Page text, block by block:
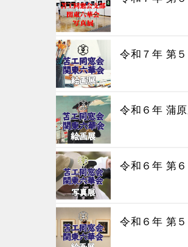
令和７年 第
令和６年 蒲
令和６年 第
令和６年 第